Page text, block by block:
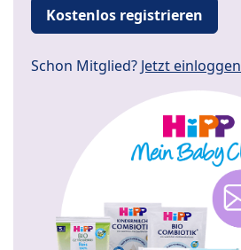
Kostenlos registrieren
Schon Mitglied? Jetzt einloggen